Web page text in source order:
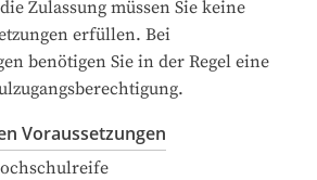
Zulassung müssen Sie keine
erfüllen. Bei
benötigen Sie in der Regel eine
Voraussetzungen